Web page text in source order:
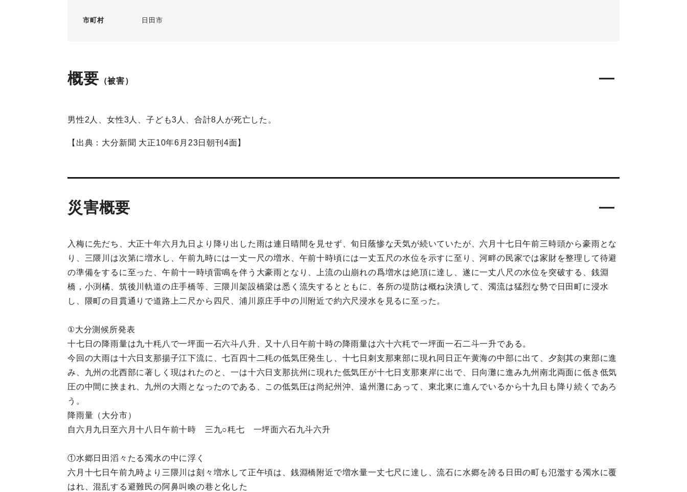
市町村 日田市
概要 （被害）
男性2人、女性3人、子ども3人、合計8人が死亡した。
【出典：大分新聞 大正10年6月23日朝刊4面】
災害概要
入梅に先だち、大正十年六月九日より降り出した雨は連日晴間を見せず、旬日蔭惨な天気が続いていたが、六月十七日午前三時頭から豪雨とな
り、三隈川は次第に増水し、午前九時には一丈一尺の増水、午前十時頃には一丈五尺の水位を示すに至り、河畔の民家では家財を整理して待避
の準備をするに至った、午前十一時頃雷鳴を伴う大豪雨となり、上流の山崩れの爲増水は絶頂に達し、遂に一丈八尺の水位を突破する、銭淵
橋，小渕橘、筑後川軌道の庄手橋等、三隈川架設橋梁は悉く流失するとともに、各所の堤防は概ね決潰して、濁流は猛烈な勢で日田町に浸水
し、隈町の目貫通りで道路上二尺から四尺、浦川原庄手中の川附近で約六尺浸水を見るに至った。
①大分測候所発表
十七日の降雨量は九十粍八で一坪面一石六斗八升、又十八日午前十時の降雨量は六十六粍で一坪面一石二斗一升である。
今回の大雨は十六日支那揚子江下流に、七百四十二粍の低気圧発生し、十七日刺支那東部に現れ同日正午黄海の中部に出て、夕刻其の東部に進
み、九州の北西部に著しく現はれたのと、一は十六日支那抗州に現れた低気圧が十七日支那東岸に出で、日向灘に進み九州南北両面に低き低気
圧の中間に挾まれ、九州の大雨となったのである、この低気圧は尚紀州沖、遠州灘にあって、東北東に進んでいるから十九日も降り続くであろ
う。
降雨量（大分市）
自六月九日至六月十八日午前十時 三九○粍七 一坪面六石九斗六升
①水郷日田滔々たる濁水の中に浮く
六月十七日午前九時より三隈川は刻々増水して正午頃は、銭淵橋附近で増水量一丈七尺に達し、流石に水郷を誇る日田の町も氾濫する濁水に覆
はれ、混乱する避難民の阿鼻叫喚の巷と化した